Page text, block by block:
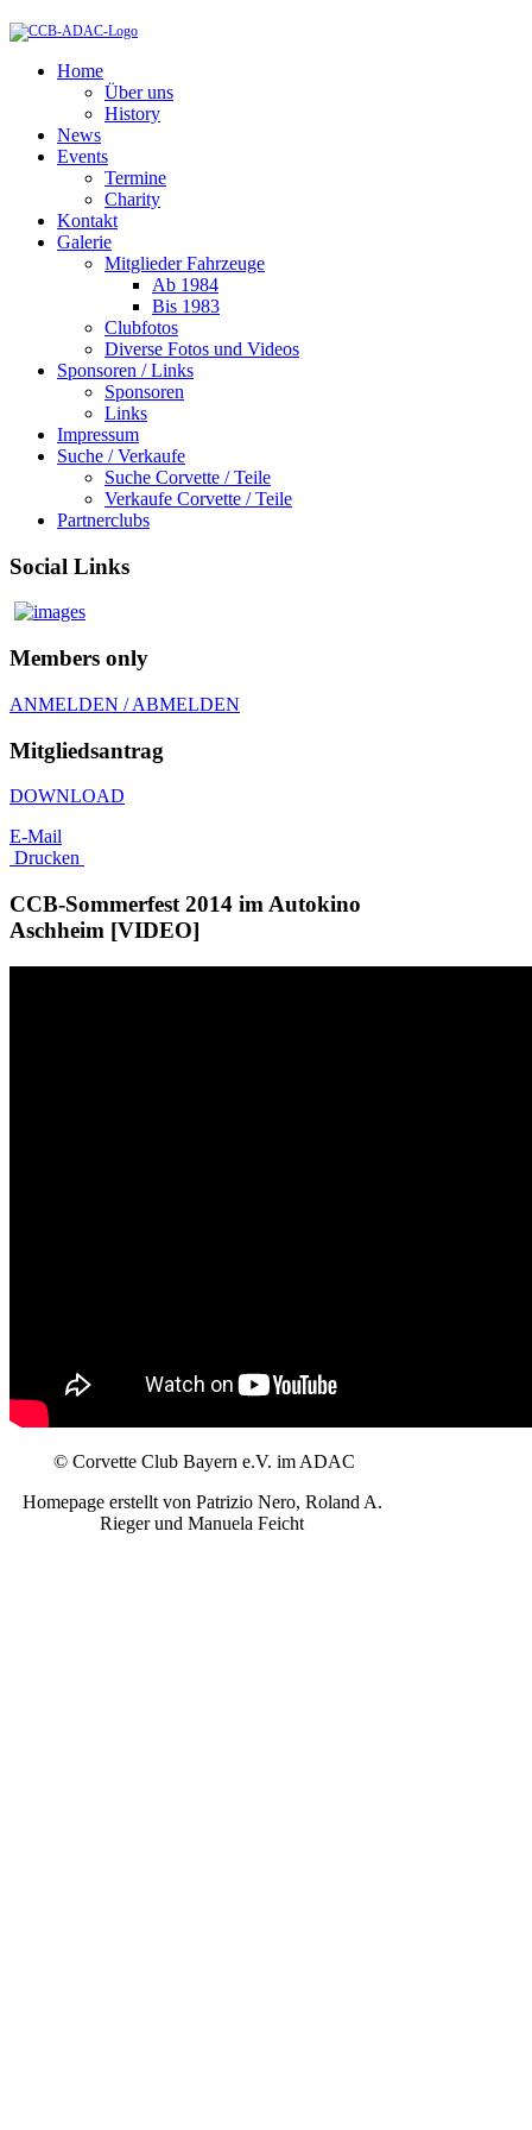
Home
Über uns
History
News
Events
Termine
Charity
Kontakt
Galerie
Mitglieder Fahrzeuge
Ab 1984
Bis 1983
Clubfotos
Diverse Fotos und Videos
Sponsoren / Links
Sponsoren
Links
Impressum
Suche / Verkaufe
Suche Corvette / Teile
Verkaufe Corvette / Teile
Partnerclubs
Social Links
Members only
ANMELDEN / ABMELDEN
Mitgliedsantrag
DOWNLOAD
E-Mail
Drucken
CCB-Sommerfest 2014 im Autokino
Aschheim [VIDEO]
© Corvette Club Bayern e.V. im ADAC
Homepage erstellt von Patrizio Nero, Roland A.
Rieger und Manuela Feicht